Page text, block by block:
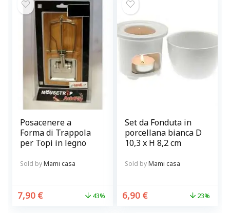
Posacenere a
Forma di Trappola
per Topi in legno
Sold byMami casa
7,90 € 43%
Set da Fonduta in
porcellana bianca D
10,3 x H 8,2 cm
Sold byMami casa
6,90 € 23%